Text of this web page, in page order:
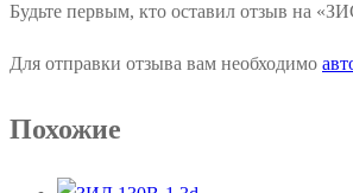
Будьте первым, кто оставил отзыв на
Для отправки отзыва вам необходимо
Похожие